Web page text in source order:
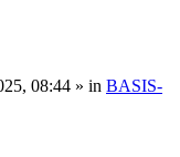
08:44 » in BASIS-